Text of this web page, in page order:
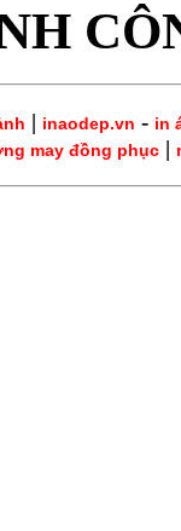
| inaodep.vn - in
may đồng phục|